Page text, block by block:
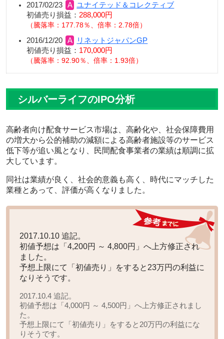
2017/02/23
ユナイテッド＆コレクティブ
初値売り損益： 288,000円
騰落率：177.78％、倍率：2.78倍
2016/12/20
リネットジャパンGP
初値売り損益： 170,000円
騰落率：92.90％、倍率：1.93倍
シルバーライフのIPO分析
高齢者向け配食サービス市場は、高齢化や、社会保障費用
の増大から公的補助の減額による高齢者施設等のサービス
低下等が追い風となり、民間配食事業者の業績は順調に拡
大しています。
同社は業績が良く、社会的意義も高く、時代にマッチした
業種とあって、評価が高くなりました。
2017.10.10 追記。
初値予想は 「4,200円 ～ 4,800円」へ上方修正され
ました。
予想上限にて「初値売り」をすると 23万円の利益に
なりそうです。
2017.10.4 追記。
初値予想は 「4,000円 ～ 4,500円」へ上方修正されまし
た。
予想上限にて「初値売り」をすると 20万円の利益にな
りそうです。